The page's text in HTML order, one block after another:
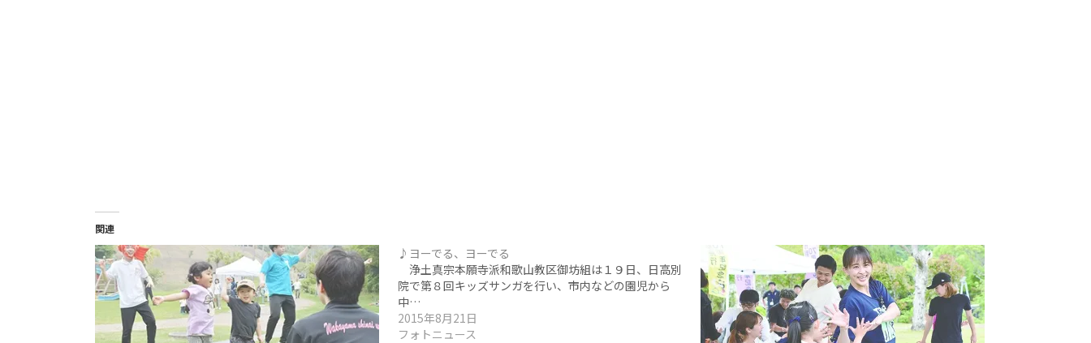
関連
♪ヨーでる、ヨーでる
浄土真宗本願寺派和歌山教区御坊組は１９日、日高別
院で第８回キッズサンガを行い、市内などの園児から
中…
2015年8月21日
フォトニュース